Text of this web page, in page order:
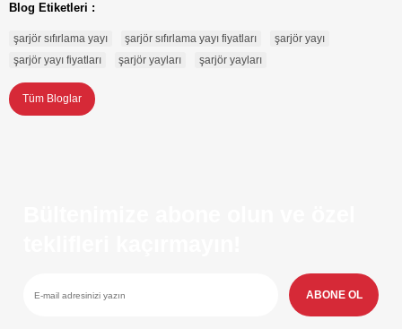
Blog Etiketleri :
şarjör sıfırlama yayı şarjör sıfırlama yayı fiyatları
şarjör yayı
şarjör yayı fiyatları
şarjör yayları şarjör yayları
Tüm Bloglar
ABONE OL